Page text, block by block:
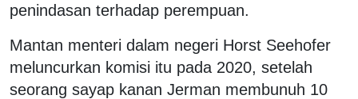
penindasan terhadap perempuan.
Mantan menteri dalam negeri Horst Seehofer
meluncurkan komisi itu pada 2020, setelah
seorang sayap kanan Jerman membunuh 10